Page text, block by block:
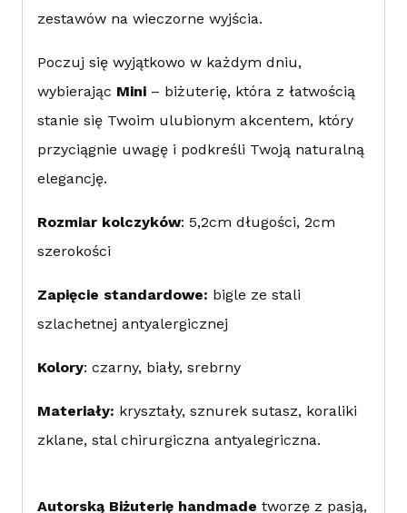
zestawów na wieczorne wyjścia.
Poczuj się wyjątkowo w każdym dniu,
wybierając Mini – biżuterię, która z łatwością
stanie się Twoim ulubionym akcentem, który
przyciągnie uwagę i podkreśli Twoją naturalną
elegancję.
Rozmiar kolczyków: 5,2cm długości, 2cm
szerokości
Zapięcie standardowe: bigle ze stali
szlachetnej antyalergicznej
Kolory: czarny, biały, srebrny
Materiały: kryształy, sznurek sutasz, koraliki
zklane, stal chirurgiczna antyalegriczna.
Autorską Biżuterię handmade tworzę z pasją,